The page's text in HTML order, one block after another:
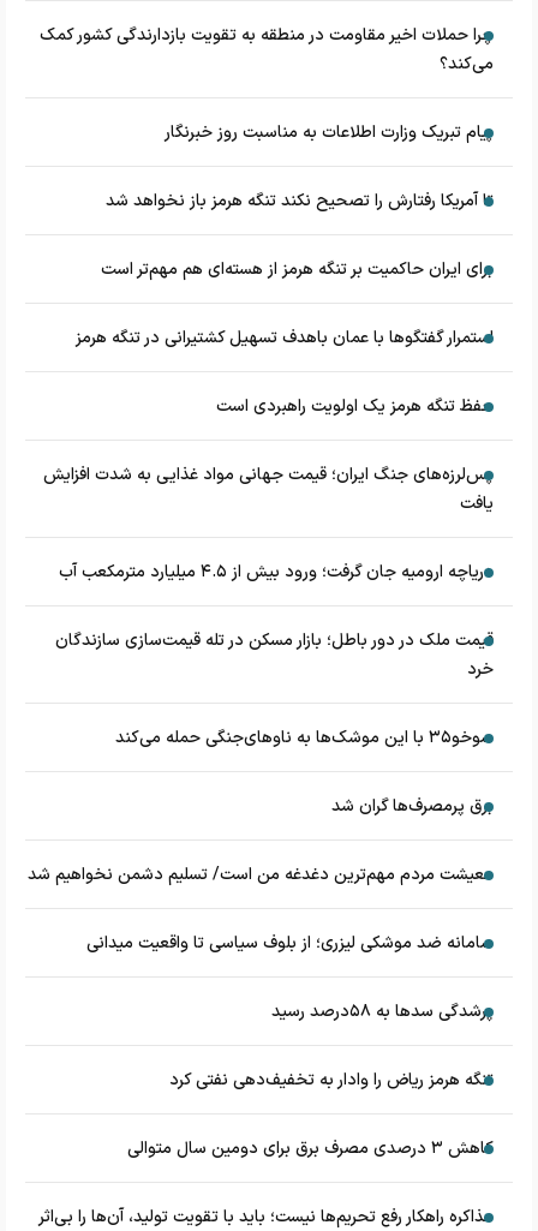
چرا حملات اخیر مقاومت در منطقه به تقویت بازدارندگی کشور کمک
می‌کند؟
پیام تبریک وزارت اطلاعات به مناسبت روز خبرنگار
تا آمریکا رفتارش را تصحیح نکند تنگه هرمز باز نخواهد شد
برای ایران حاکمیت بر تنگه هرمز از هسته‌ای هم مهم‌تر است
استمرار گفتگوها با عمان باهدف تسهیل کشتیرانی در تنگه هرمز
حفظ تنگه هرمز یک اولویت راهبردی است
پس‌لرزه‌های جنگ ایران؛ قیمت جهانی مواد غذایی به شدت افزایش
یافت
دریاچه ارومیه جان گرفت؛ ورود بیش از ۴.۵ میلیارد مترمکعب آب
قیمت ملک در دور باطل؛ بازار مسکن در تله قیمت‌سازی سازندگان
خرد
سوخو۳۵ با این موشک‌ها به ناوهای‌جنگی حمله می‌کند
برق پرمصرف‌ها گران شد
معیشت مردم مهم‌ترین دغدغه من است/ تسلیم دشمن نخواهیم شد
سامانه ضد موشکی لیزری؛ از بلوف سیاسی تا واقعیت میدانی
پرشدگی سدها به ۵۸درصد رسید
تنگه هرمز ریاض را وادار به تخفیف‌دهی نفتی کرد
کاهش ۳ درصدی مصرف برق برای دومین سال متوالی
مذاکره راهکار رفع تحریم‌ها نیست؛ باید با تقویت تولید، آن‌ها را بی‌اثر